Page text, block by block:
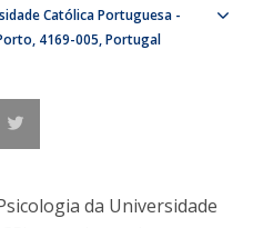
Católica Portuguesa -
4169-005 Portugal
da Universidade